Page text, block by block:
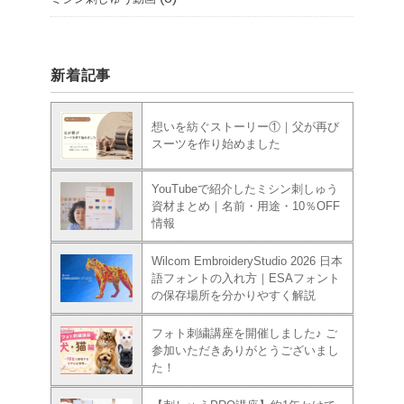
新着記事
想いを紡ぐストーリー①｜父が再び
スーツを作り始めました
YouTubeで紹介したミシン刺しゅう
資材まとめ｜名前・用途・10％OFF
情報
Wilcom EmbroideryStudio 2026 日本
語フォントの入れ方｜ESAフォント
の保存場所を分かりやすく解説
フォト刺繍講座を開催しました♪ ご
参加いただきありがとうございまし
た！